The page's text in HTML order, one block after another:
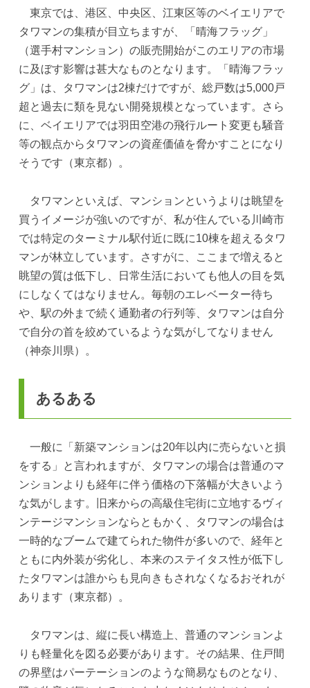
東京では、港区、中央区、江東区等のベイエリアで
タワマンの集積が目立ちますが、「晴海フラッグ」
（選手村マンション）の販売開始がこのエリアの市場
に及ぼす影響は甚大なものとなります。「晴海フラッ
グ」は、タワマンは2棟だけですが、総戸数は5,000戸
超と過去に類を見ない開発規模となっています。さら
に、ベイエリアでは羽田空港の飛行ルート変更も騒音
等の観点からタワマンの資産価値を脅かすことになり
そうです（東京都）。
タワマンといえば、マンションというよりは眺望を
買うイメージが強いのですが、私が住んでいる川崎市
では特定のターミナル駅付近に既に10棟を超えるタワ
マンが林立しています。さすがに、ここまで増えると
眺望の質は低下し、日常生活においても他人の目を気
にしなくてはなりません。毎朝のエレベーター待ち
や、駅の外まで続く通勤者の行列等、タワマンは自分
で自分の首を絞めているような気がしてなりません
（神奈川県）。
あるある
一般に「新築マンションは20年以内に売らないと損
をする」と言われますが、タワマンの場合は普通のマ
ンションよりも経年に伴う価格の下落幅が大きいよう
な気がします。旧来からの高級住宅街に立地するヴィ
ンテージマンションならともかく、タワマンの場合は
一時的なブームで建てられた物件が多いので、経年と
ともに内外装が劣化し、本来のステイタス性が低下し
たタワマンは誰からも見向きもされなくなるおそれが
あります（東京都）。
タワマンは、縦に長い構造上、普通のマンションよ
りも軽量化を図る必要があります。その結果、住戸間
の界壁はパーテーションのような簡易なものとなり、